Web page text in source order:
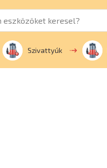
Szivattyúk